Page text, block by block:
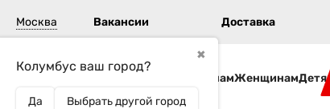
Москва
✖
Колумбус ваш город?
Да Выбрать другой город
Вакансии Доставка
МужчинамЖенщинамДетям